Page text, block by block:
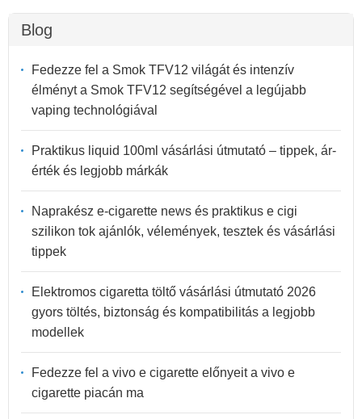
Blog
Fedezze fel a Smok TFV12 világát és intenzív
élményt a Smok TFV12 segítségével a legújabb
vaping technológiával
Praktikus liquid 100ml vásárlási útmutató – tippek, ár-
érték és legjobb márkák
Naprakész e-cigarette news és praktikus e cigi
szilikon tok ajánlók, vélemények, tesztek és vásárlási
tippek
Elektromos cigaretta töltő vásárlási útmutató 2026
gyors töltés, biztonság és kompatibilitás a legjobb
modellek
Fedezze fel a vivo e cigarette előnyeit a vivo e
cigarette piacán ma